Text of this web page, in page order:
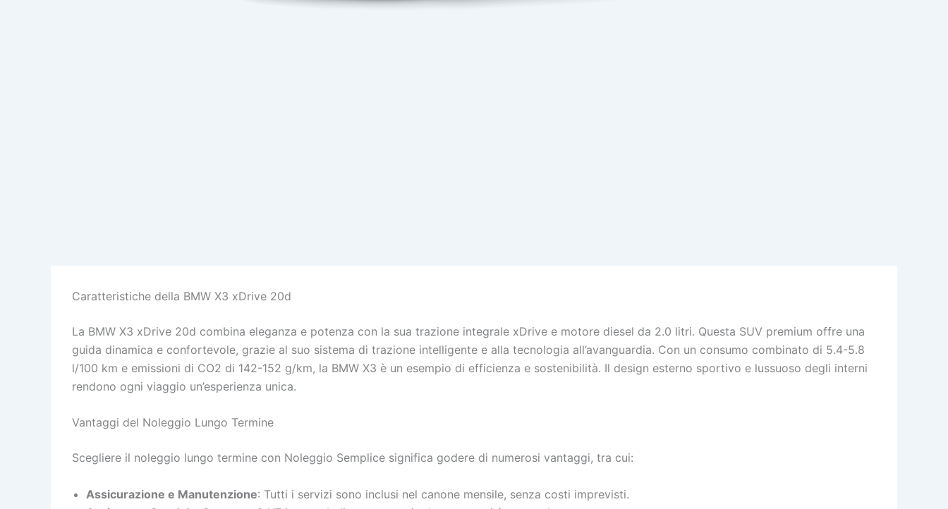
Caratteristiche della BMW X3 xDrive 20d
La BMW X3 xDrive 20d combina eleganza e potenza con la sua trazione integrale xDrive e motore diesel da 2.0 litri. Questa SUV premium offre una
guida dinamica e confortevole, grazie al suo sistema di trazione intelligente e alla tecnologia all’avanguardia. Con un consumo combinato di 5.4-5.8
l/100 km e emissioni di CO2 di 142-152 g/km, la BMW X3 è un esempio di efficienza e sostenibilità. Il design esterno sportivo e lussuoso degli interni
rendono ogni viaggio un’esperienza unica.
Vantaggi del Noleggio Lungo Termine
Scegliere il noleggio lungo termine con Noleggio Semplice significa godere di numerosi vantaggi, tra cui:
Assicurazione e Manutenzione: Tutti i servizi sono inclusi nel canone mensile, senza costi imprevisti.